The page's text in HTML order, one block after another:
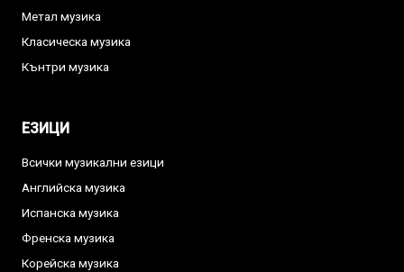
Метал музика
Класическа музика
Кънтри музика
ЕЗИЦИ
Всички музикални езици
Английска музика
Испанска музика
Френска музика
Корейска музика